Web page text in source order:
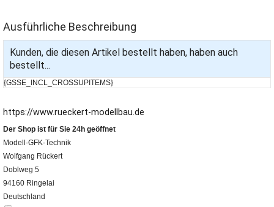
Ausführliche Beschreibung
Kunden, die diesen Artikel bestellt haben, haben auch
bestellt...
{GSSE_INCL_CROSSUPITEMS}
https://www.rueckert-modellbau.de
Der Shop ist für Sie 24h geöffnet
Modell-GFK-Technik
Wolfgang Rückert
Doblweg 5
94160 Ringelai
Deutschland